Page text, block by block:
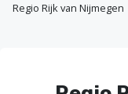
Regio Rijk van Nijmegen